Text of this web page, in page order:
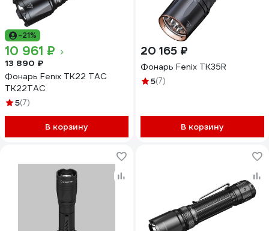
-21%
10 961 ₽
13 890 ₽
Фонарь Fenix TK22 TAC
TK22TAC
5(7)
В корзину
20 165 ₽
Фонарь Fenix TK35R
5(7)
В корзину